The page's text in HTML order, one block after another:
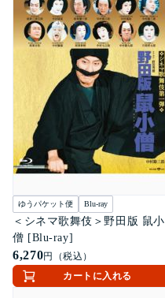
ゆうパケット便 Blu-ray
＜シネマ歌舞伎＞野田版 鼠小
僧 [Blu-ray]
6,270円（税込）
カートに入れる